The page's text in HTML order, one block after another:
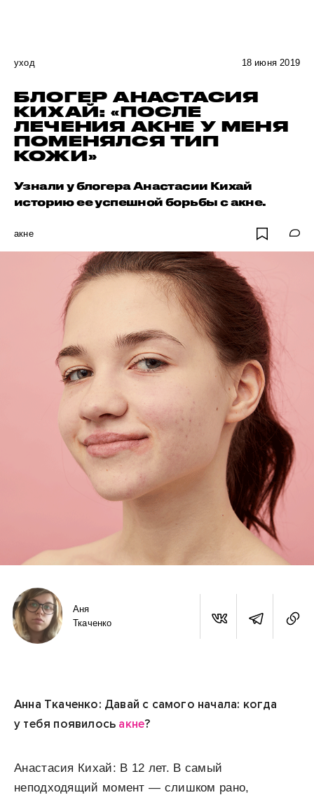
уход 18 июня 2019
БЛОГЕР АНАСТАСИЯ
КИХАЙ: «ПОСЛЕ
ЛЕЧЕНИЯ АКНЕ У МЕНЯ
ПОМЕНЯЛСЯ ТИП
КОЖИ»
Узнали у блогера Анастасии Кихай
историю ее успешной борьбы с акне.
акне
Аня
Ткаченко
Анна Ткаченко: Давай с самого начала: когда
у тебя появилось акне?
Анастасия Кихай: В 12 лет. В самый
неподходящий момент — слишком рано,